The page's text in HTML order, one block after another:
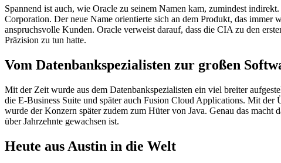
Spannend ist auch, wie Oracle zu seinem Namen kam, zumindest
Corporation. Der neue Name orientierte sich an dem Produkt, das
anspruchsvolle Kunden. Oracle verweist darauf, dass die CIA zu den
Präzision zu tun hatte.
Vom Datenbankspezialisten zur großen
Mit der Zeit wurde aus dem Datenbankspezialisten ein viel breiter
die E-Business Suite und später auch Fusion Cloud Applications. Mit
wurde der Konzern später zudem zum Hüter von Java. Genau das
über Jahrzehnte gewachsen ist.
Heute aus Austin in die Welt